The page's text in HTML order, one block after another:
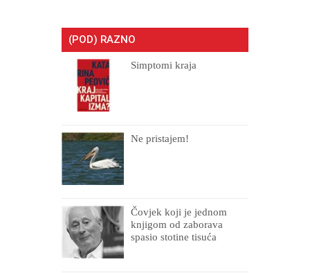
(POD) RAZNO
Simptomi kraja
Ne pristajem!
Čovjek koji je jednom
knjigom od zaborava
spasio stotine tisuća